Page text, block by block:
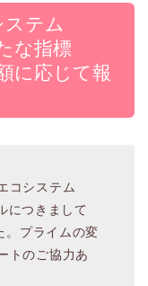
テム
な指標
に応じて報
コシステム
につきまして
。プライムの変
トのご協力あ